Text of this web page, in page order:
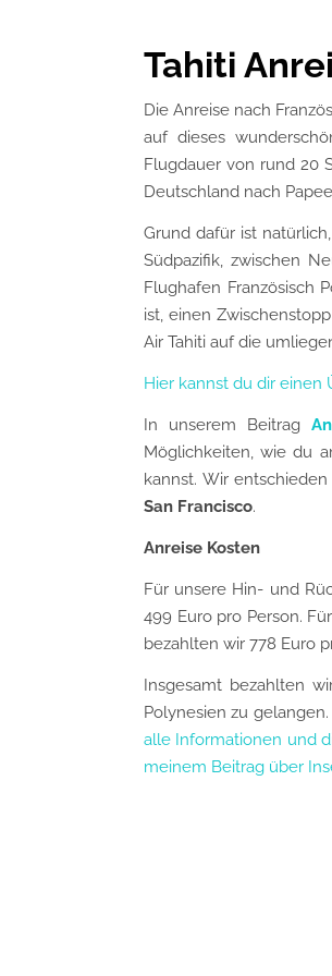
Tahiti
Die Anreise nach
auf dieses
Flugdauer von rund 20
Deutschland nach
Grund dafür ist
Südpazifik, zwischen
Flughafen Französisch
ist, einen
Air Tahiti auf die
Hier kannst du dir einen
In unserem Beitrag
Möglichkeiten, wie du
kannst. Wir
San Francisco.
Anreise Kosten
Für unsere Hin- und
499 Euro pro Person.
bezahlten wir 778 Euro
Insgesamt bezahlten
Polynesien zu
alle Informationen und
meinem Beitrag über